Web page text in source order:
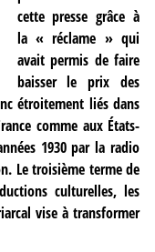
cette presse grâce à
la « réclame » qui
avait permis de faire
baisser le prix des
étroitement liés dans
comme aux États-
1930 par la radio
Le troisième terme de
culturelles, les
vise à transformer